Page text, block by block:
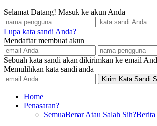
Selamat Datang! Masuk ke akun Anda
Lupa kata sandi Anda?
Mendaftar membuat akun
Sebuah kata sandi akan dikirimkan ke email
Memulihkan kata sandi anda
Home
Penasaran?
SemuaBenar Atau Salah Sih?Berita